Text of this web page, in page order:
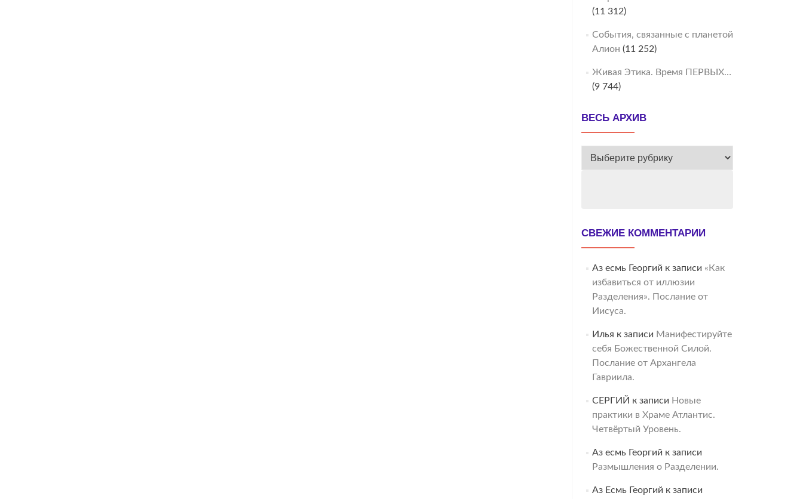
(11 312)
События, связанные с планетой
Алион (11 252)
Живая Этика. Время ПЕРВЫХ…
(9 744)
ВЕСЬ АРХИВ
ВЕСЬ
СВЕЖИЕ КОММЕНТАРИИ
Аз есмь Георгий к записи «Как
избавиться от иллюзии
Разделения». Послание от
Иисуса.
Илья к записи Манифестируйте
себя Божественной Силой.
Послание от Архангела
Гавриила.
СЕРГИЙ к записи Новые
практики в Храме Атлантис.
Четвёртый Уровень.
Аз есмь Георгий к записи
Размышления о Разделении.
Аз Есмь Георгий к записи